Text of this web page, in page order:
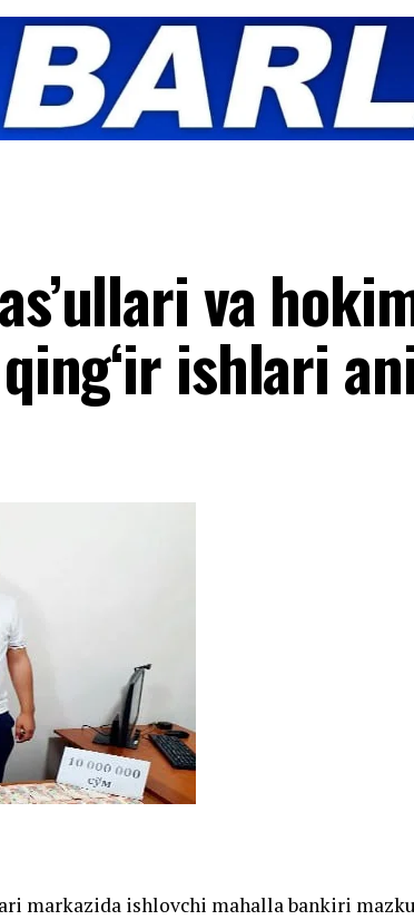
va
ishlari
markazida ishlovchi mahalla bankiri